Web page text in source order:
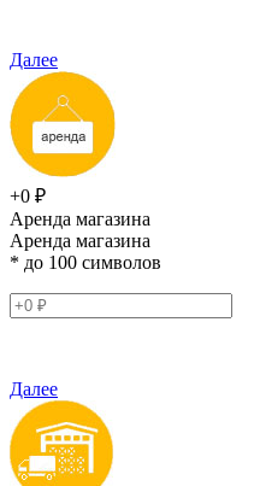
Далее
+0 ₽
Аренда магазина
Аренда магазина
* до 100 символов
Далее